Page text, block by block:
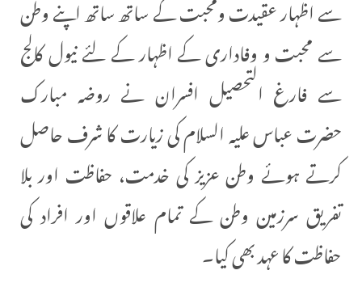
سے اظہار عقیدت ومحبت کے ساتھ ساتھ اپنے وطن
سے محبت و وفاداری کے اظہار کے لئے نیول کالج
سے فارغ التحصیل افسران نے روضہ مبارک
حضرت عباس علیہ السلام کی زیارت کا شرف حاصل
کرتے ہوئے وطن عزیز کی خدمت، حفاظت اور بلا
تفریق سرزمین وطن کے تمام علاقوں اور افراد کی
حفاظت کا عہد بھی کیا۔